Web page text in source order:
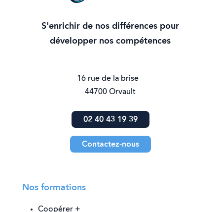
S'enrichir de nos différences pour
développer nos compétences
16 rue de la brise
44700 Orvault
02 40 43 19 39
Contactez-nous
Nos formations
Coopérer +